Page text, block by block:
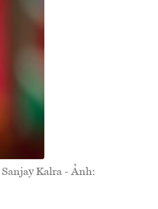
Kalra - Ảnh: